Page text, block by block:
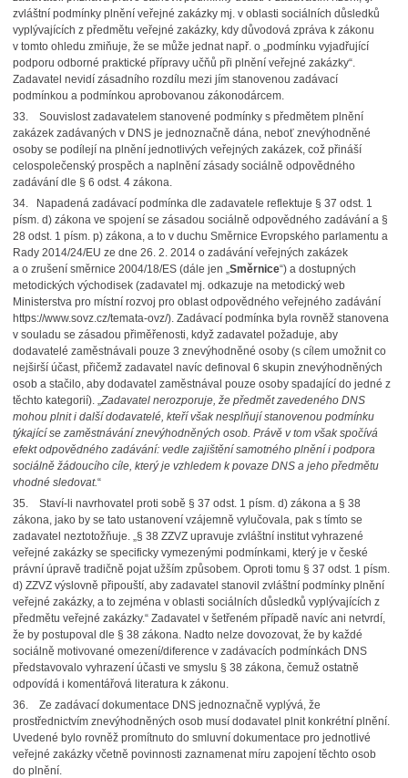
zvláštní podmínky plnění veřejné zakázky mj. v oblasti sociálních důsledků
vyplývajících z předmětu veřejné zakázky, kdy důvodová zpráva k zákonu
v tomto ohledu zmiňuje, že se může jednat např. o „podmínku vyjadřující
podporu odborné praktické přípravy učňů při plnění veřejné zakázky“.
Zadavatel nevidí zásadního rozdílu mezi jím stanovenou zadávací
podmínkou a podmínkou aprobovanou zákonodárcem.
33. Souvislost zadavatelem stanovené podmínky s předmětem plnění
zakázek zadávaných v DNS je jednoznačně dána, neboť znevýhodněné
osoby se podílejí na plnění jednotlivých veřejných zakázek, což přináší
celospolečenský prospěch a naplnění zásady sociálně odpovědného
zadávání dle § 6 odst. 4 zákona.
34. Napadená zadávací podmínka dle zadavatele reflektuje § 37 odst. 1
písm. d) zákona ve spojení se zásadou sociálně odpovědného zadávání a §
28 odst. 1 písm. p) zákona, a to v duchu Směrnice Evropského parlamentu a
Rady 2014/24/EU ze dne 26. 2. 2014 o zadávání veřejných zakázek
a o zrušení směrnice 2004/18/ES (dále jen „Směrnice“) a dostupných
metodických východisek (zadavatel mj. odkazuje na metodický web
Ministerstva pro místní rozvoj pro oblast odpovědného veřejného zadávání
https://www.sovz.cz/temata-ovz/). Zadávací podmínka byla rovněž stanovena
v souladu se zásadou přiměřenosti, když zadavatel požaduje, aby
dodavatelé zaměstnávali pouze 3 znevýhodněné osoby (s cílem umožnit co
nejširší účast, přičemž zadavatel navíc definoval 6 skupin znevýhodněných
osob a stačilo, aby dodavatel zaměstnával pouze osoby spadající do jedné z
těchto kategorií). „Zadavatel nerozporuje, že předmět zavedeného DNS
mohou plnit i další dodavatelé, kteří však nesplňují stanovenou podmínku
týkající se zaměstnávání znevýhodněných osob. Právě v tom však spočívá
efekt odpovědného zadávání: vedle zajištění samotného plnění i podpora
sociálně žádoucího cíle, který je vzhledem k povaze DNS a jeho předmětu
vhodné sledovat.“
35. Staví-li navrhovatel proti sobě § 37 odst. 1 písm. d) zákona a § 38
zákona, jako by se tato ustanovení vzájemně vylučovala, pak s tímto se
zadavatel neztotožňuje. „§ 38 ZZVZ upravuje zvláštní institut vyhrazené
veřejné zakázky se specificky vymezenými podmínkami, který je v české
právní úpravě tradičně pojat užším způsobem. Oproti tomu § 37 odst. 1 písm.
d) ZZVZ výslovně připouští, aby zadavatel stanovil zvláštní podmínky plnění
veřejné zakázky, a to zejména v oblasti sociálních důsledků vyplývajících z
předmětu veřejné zakázky.“ Zadavatel v šetřeném případě navíc ani netvrdí,
že by postupoval dle § 38 zákona. Nadto nelze dovozovat, že by každé
sociálně motivované omezení/diference v zadávacích podmínkách DNS
představovalo vyhrazení účasti ve smyslu § 38 zákona, čemuž ostatně
odpovídá i komentářová literatura k zákonu.
36. Ze zadávací dokumentace DNS jednoznačně vyplývá, že
prostřednictvím znevýhodněných osob musí dodavatel plnit konkrétní plnění.
Uvedené bylo rovněž promítnuto do smluvní dokumentace pro jednotlivé
veřejné zakázky včetně povinnosti zaznamenat míru zapojení těchto osob
do plnění.